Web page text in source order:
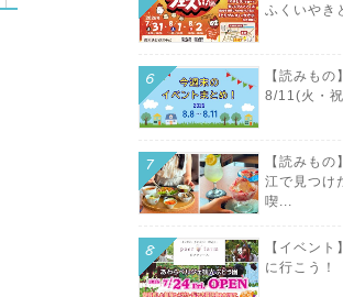
ふくいやき
【読みも
8/11(火・
【読みも
江で見つけ
喫...
【イベン
に行こう！